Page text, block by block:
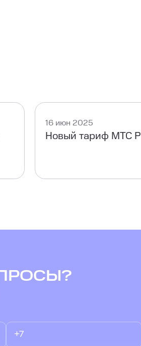
16 июн 2025
Новый тариф МТС